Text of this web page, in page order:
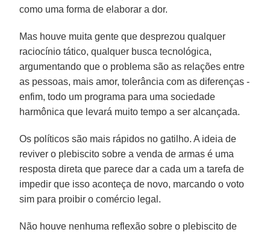
como uma forma de elaborar a dor.
Mas houve muita gente que desprezou qualquer
raciocínio tático, qualquer busca tecnológica,
argumentando que o problema são as relações entre
as pessoas, mais amor, tolerância com as diferenças -
enfim, todo um programa para uma sociedade
harmônica que levará muito tempo a ser alcançada.
Os políticos são mais rápidos no gatilho. A ideia de
reviver o plebiscito sobre a venda de armas é uma
resposta direta que parece dar a cada um a tarefa de
impedir que isso aconteça de novo, marcando o voto
sim para proibir o comércio legal.
Não houve nenhuma reflexão sobre o plebiscito de